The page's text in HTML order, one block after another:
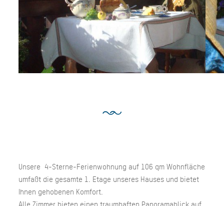
Unsere 4-Sterne-Ferienwohnung auf 106 qm Wohnfläche
umfaßt die gesamte 1. Etage unseres Hauses und bietet
Ihnen gehobenen Komfort.